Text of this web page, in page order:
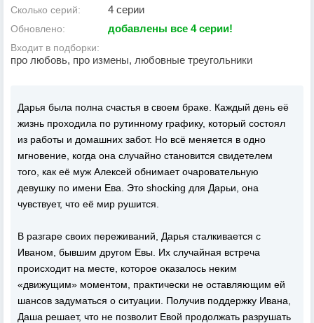
Сколько серий: 4 серии
Обновлено: добавлены все 4 серии!
Входит в подборки:
про любовь, про измены, любовные треугольники
Дарья была полна счастья в своем браке. Каждый день её
жизнь проходила по рутинному графику, который состоял
из работы и домашних забот. Но всё меняется в одно
мгновение, когда она случайно становится свидетелем
того, как её муж Алексей обнимает очаровательную
девушку по имени Ева. Это shocking для Дарьи, она
чувствует, что её мир рушится.
В разгаре своих переживаний, Дарья сталкивается с
Иваном, бывшим другом Евы. Их случайная встреча
происходит на месте, которое оказалось неким
«движущим» моментом, практически не оставляющим ей
шансов задуматься о ситуации. Получив поддержку Ивана,
Даша решает, что не позволит Евой продолжать разрушать